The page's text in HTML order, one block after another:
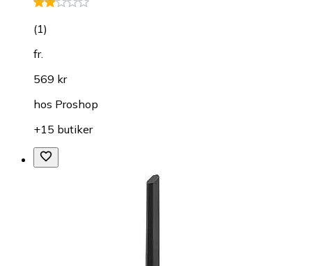
(1)
fr.
569 kr
hos Proshop
+15 butiker